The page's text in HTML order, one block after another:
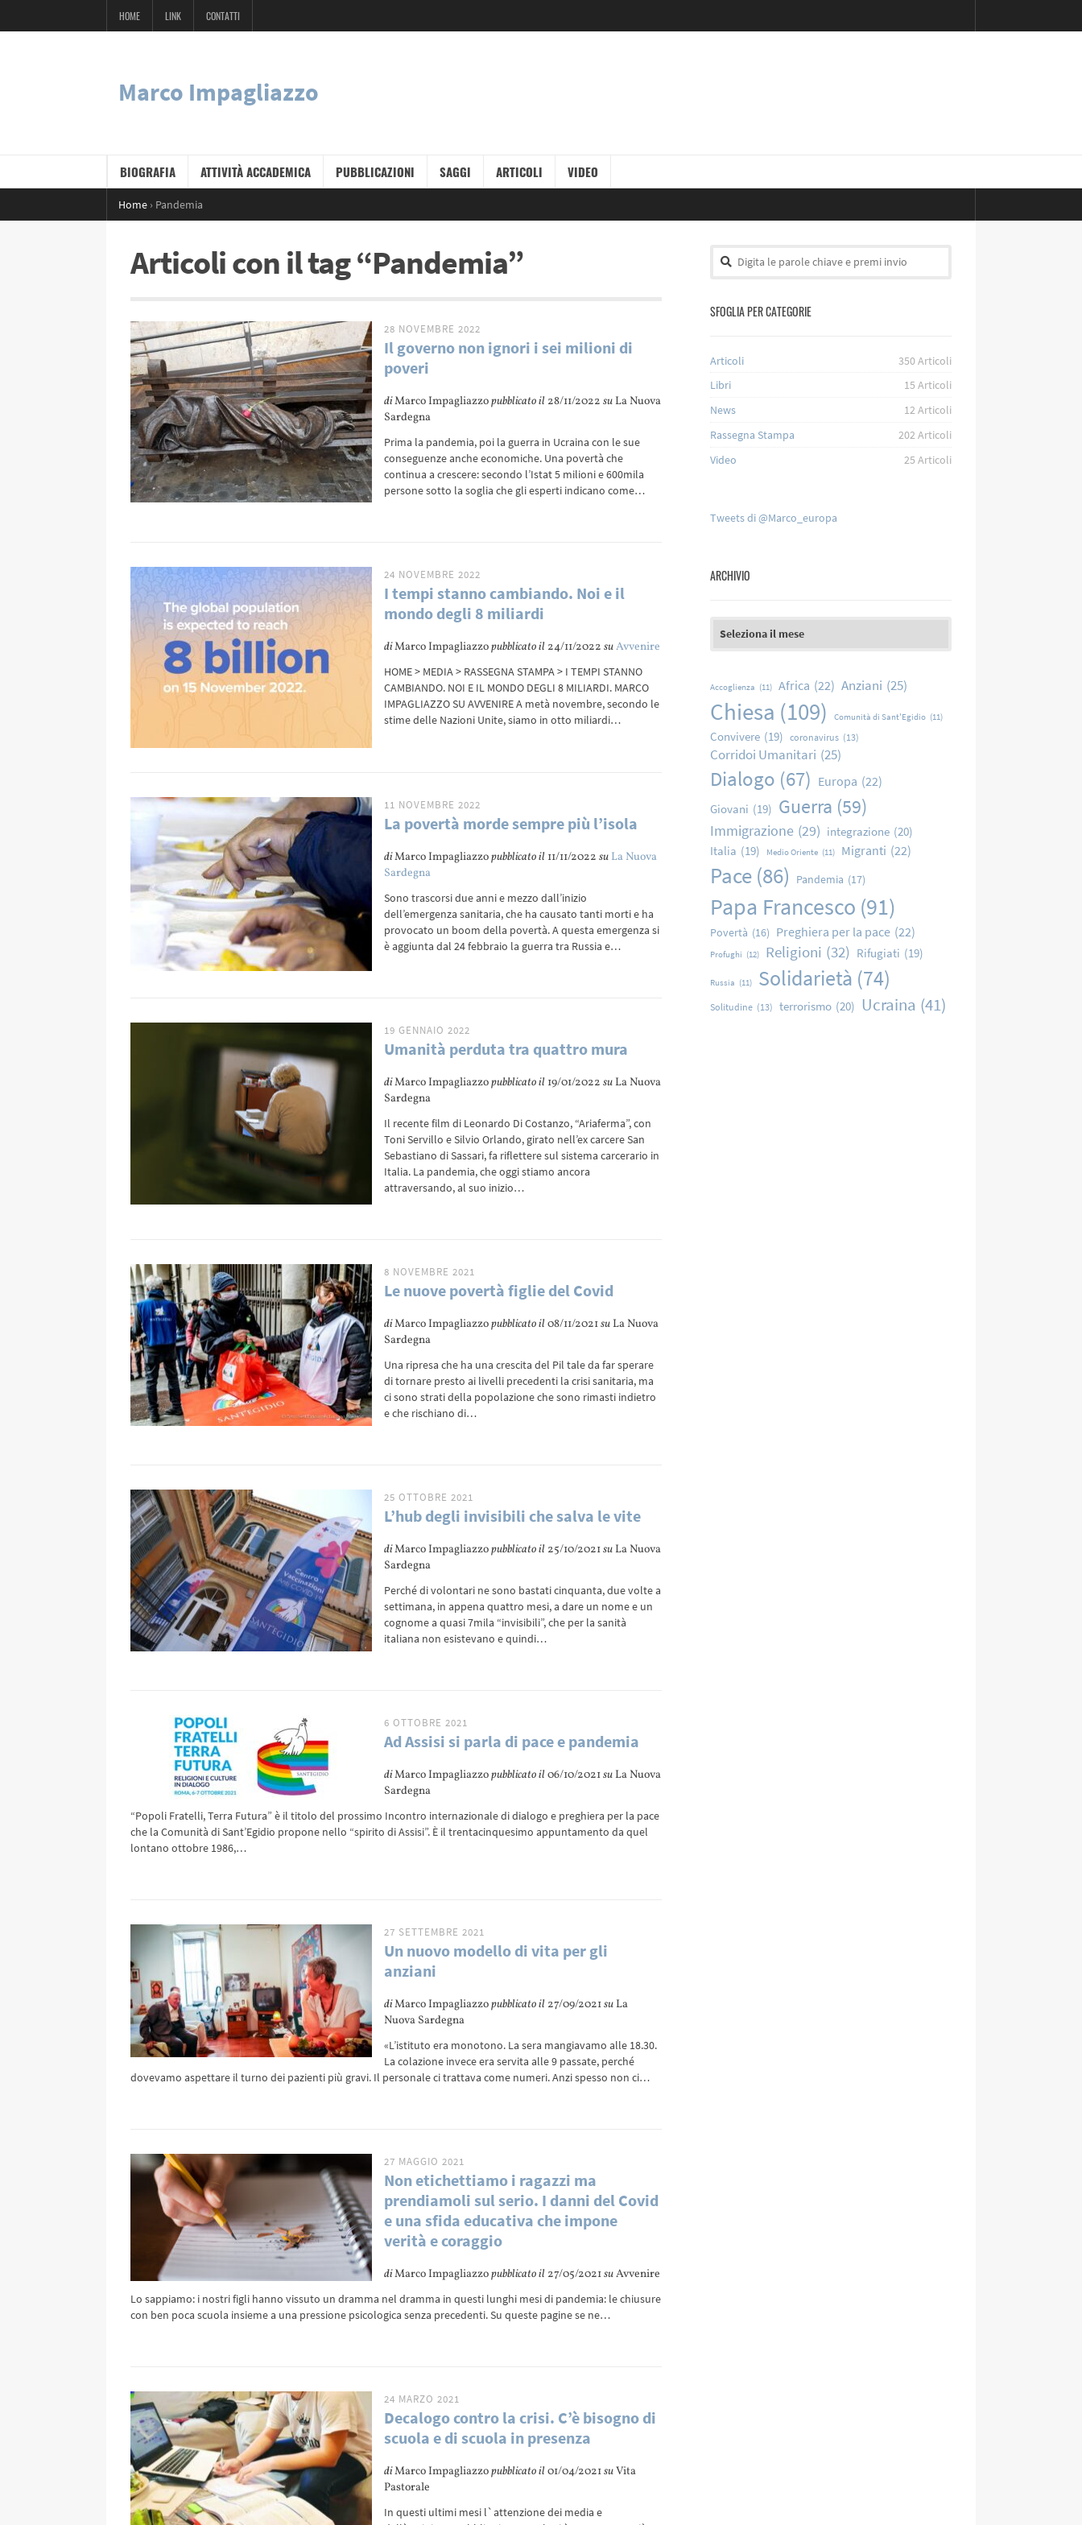
HOME LINK CONTATTI
Marco Impagliazzo
BIOGRAFIA ATTIVITÀ ACCADEMICA PUBBLICAZIONI SAGGI ARTICOLI VIDEO
Home › Pandemia
Articoli con il tag “Pandemia”
28 NOVEMBRE 2022
Il governo non ignori i sei milioni di
poveri
diMarco Impagliazzopubblicato il 28/11/2022su La Nuova
Sardegna
Prima la pandemia, poi la guerra in Ucraina con le sue
conseguenze anche economiche. Una povertà che
continua a crescere: secondo l’Istat 5 milioni e 600mila
persone sotto la soglia che gli esperti indicano come…
24 NOVEMBRE 2022
I tempi stanno cambiando. Noi e il
mondo degli 8 miliardi
diMarco Impagliazzopubblicato il 24/11/2022suAvvenire
HOME > MEDIA > RASSEGNA STAMPA > I TEMPI STANNO
CAMBIANDO. NOI E IL MONDO DEGLI 8 MILIARDI. MARCO
IMPAGLIAZZO SU AVVENIRE A metà novembre, secondo le
stime delle Nazioni Unite, siamo in otto miliardi…
11 NOVEMBRE 2022
La povertà morde sempre più l’isola
diMarco Impagliazzopubblicato il 11/11/2022su La Nuova
Sardegna
Sono trascorsi due anni e mezzo dall’inizio
dell’emergenza sanitaria, che ha causato tanti morti e ha
provocato un boom della povertà. A questa emergenza si
è aggiunta dal 24 febbraio la guerra tra Russia e…
19 GENNAIO 2022
Umanità perduta tra quattro mura
diMarco Impagliazzopubblicato il 19/01/2022su La Nuova
Sardegna
Il recente film di Leonardo Di Costanzo, “Ariaferma”, con
Toni Servillo e Silvio Orlando, girato nell’ex carcere San
Sebastiano di Sassari, fa riflettere sul sistema carcerario in
Italia. La pandemia, che oggi stiamo ancora
attraversando, al suo inizio…
8 NOVEMBRE 2021
Le nuove povertà figlie del Covid
diMarco Impagliazzopubblicato il08/11/2021su La Nuova
Sardegna
Una ripresa che ha una crescita del Pil tale da far sperare
di tornare presto ai livelli precedenti la crisi sanitaria, ma
ci sono strati della popolazione che sono rimasti indietro
e che rischiano di…
25 OTTOBRE 2021
L’hub degli invisibili che salva le vite
diMarco Impagliazzopubblicato il 25/10/2021su La Nuova
Sardegna
Perché di volontari ne sono bastati cinquanta, due volte a
settimana, in appena quattro mesi, a dare un nome e un
cognome a quasi 7mila “invisibili”, che per la sanità
italiana non esistevano e quindi…
6 OTTOBRE 2021
Ad Assisi si parla di pace e pandemia
diMarco Impagliazzopubblicato il06/10/2021su La Nuova
Sardegna
“Popoli Fratelli, Terra Futura” è il titolo del prossimo Incontro internazionale di dialogo e preghiera per la pace
che la Comunità di Sant’Egidio propone nello “spirito di Assisi”. È il trentacinquesimo appuntamento da quel
lontano ottobre 1986,…
27 SETTEMBRE 2021
Un nuovo modello di vita per gli
anziani
diMarco Impagliazzopubblicato il 27/09/2021su La
Nuova Sardegna
«L’istituto era monotono. La sera mangiavamo alle 18.30.
La colazione invece era servita alle 9 passate, perché
dovevamo aspettare il turno dei pazienti più gravi. Il personale ci trattava come numeri. Anzi spesso non ci…
27 MAGGIO 2021
Non etichettiamo i ragazzi ma
prendiamoli sul serio. I danni del Covid
e una sfida educativa che impone
verità e coraggio
diMarco Impagliazzopubblicato il 27/05/2021suAvvenire
Lo sappiamo: i nostri figli hanno vissuto un dramma nel dramma in questi lunghi mesi di pandemia: le chiusure
con ben poca scuola insieme a una pressione psicologica senza precedenti. Su queste pagine se ne…
24 MARZO 2021
Decalogo contro la crisi. C’è bisogno di
scuola e di scuola in presenza
diMarco Impagliazzopubblicato il01/04/2021suVita
Pastorale
In questi ultimi mesi l`attenzione dei media e
SFOGLIA PER CATEGORIE
Articoli 350Articoli
Libri
15 Articoli
News
12Articoli
Rassegna Stampa
202Articoli
Video
25 Articoli
Tweets di @Marco_europa
ARCHIVIO
Accoglienza (11) Africa (22) Anziani (25)
Chiesa (109) Comunità di Sant'Egidio (11)
Convivere (19) coronavirus (13)
Corridoi Umanitari (25)
Dialogo (67) Europa (22)
Giovani (19) Guerra (59)
Immigrazione (29) integrazione (20)
Italia (19) Medio Oriente (11) Migranti (22)
Pace (86) Pandemia (17)
Papa Francesco (91)
Povertà (16) Preghiera per la pace (22)
Profughi (12) Religioni (32) Rifugiati (19)
Russia (11) Solidarietà (74)
Solitudine (13) terrorismo (20) Ucraina (41)